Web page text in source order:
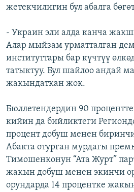
ЭЖЕ-СИҢДИЛЕР
ЫҢГАЙСЫЗ СУРООЛОР
ОНЛАЙН ШЕРИНЕ
ЭЕ/АРнун бардык сайттары
жетекчилигин бул абалга
- Украин эли алда канча
Алар мыйзам урматталган
институттары бар күчтүү
татыктуу. Бул шайлоо андай
жакындаткан жок.
Бюллетендердин 90
кийин да бийликтеги
процент добуш менен
Абакта отурган мурдагы
Тимошенконун “Ата Журт”
жакын добуш менен экинчи
орундарда 14 процентке